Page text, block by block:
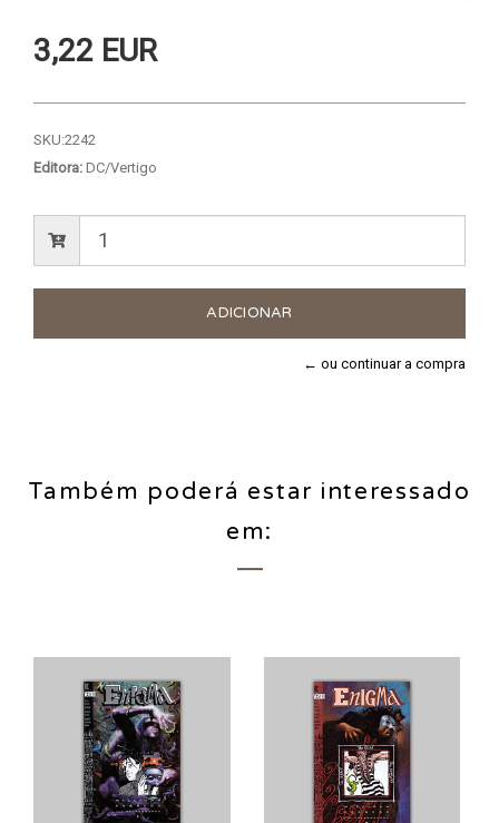
3,22 EUR
SKU:2242
Editora: DC/Vertigo
← ou continuar a compra
Também poderá estar interessado
em: